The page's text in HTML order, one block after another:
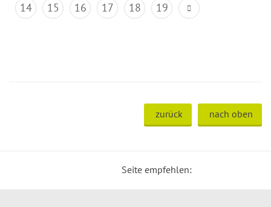
14
15 16 17 18 19
zurück nach oben
Seite empfehlen: